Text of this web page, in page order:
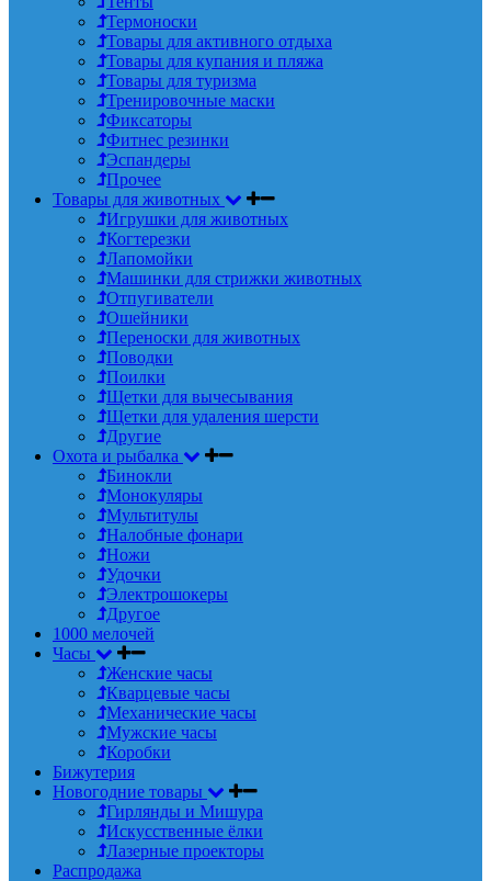
Термоноски
Товары для активного отдыха
Товары для купания и пляжа
Товары для туризма
Тренировочные маски
Фиксаторы
Фитнес резинки
Эспандеры
Прочее
Товары для животных
Игрушки для животных
Когтерезки
Лапомойки
Машинки для стрижки животных
Отпугиватели
Ошейники
Переноски для животных
Поводки
Поилки
Щетки для вычесывания
Щетки для удаления шерсти
Другие
Охота и рыбалка
Бинокли
Монокуляры
Мультитулы
Налобные фонари
Ножи
Удочки
Электрошокеры
Другое
1000 мелочей
Часы
Женские часы
Кварцевые часы
Механические часы
Мужские часы
Коробки
Бижутерия
Новогодние товары
Гирлянды и Мишура
Искусственные ёлки
Лазерные проекторы
Распродажа